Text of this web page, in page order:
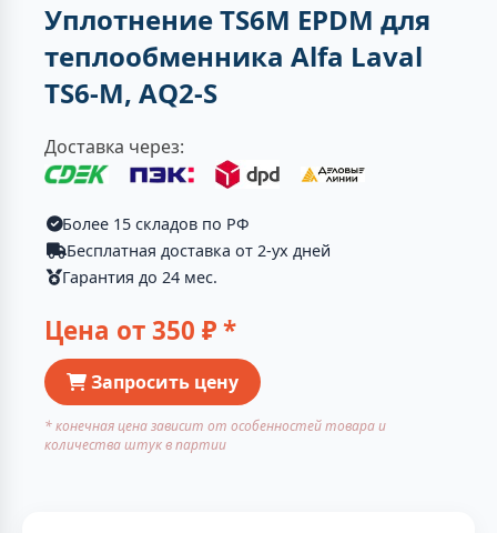
Уплотнение TS6M EPDM для
теплообменника Alfa Laval
TS6-M, AQ2-S
Доставка через:
Более 15 складов по РФ
Бесплатная доставка от 2-ух дней
Гарантия до 24 мес.
Цена от350 ₽ *
Запросить цену
* конечная цена зависит от особенностей товара и
количества штук в партии